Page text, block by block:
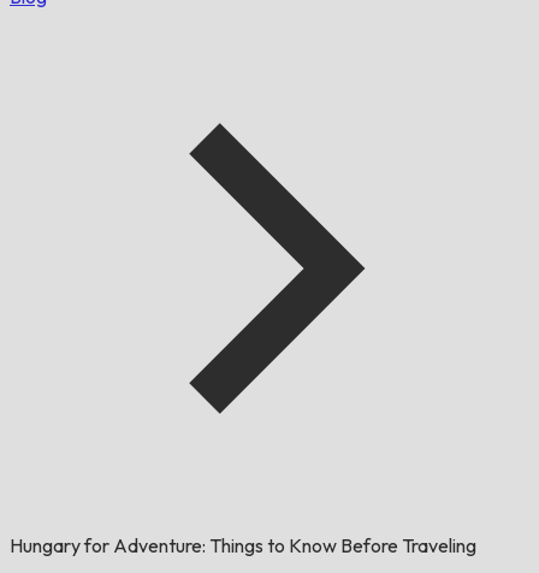
Hungary for Adventure: Things to Know Before Traveling